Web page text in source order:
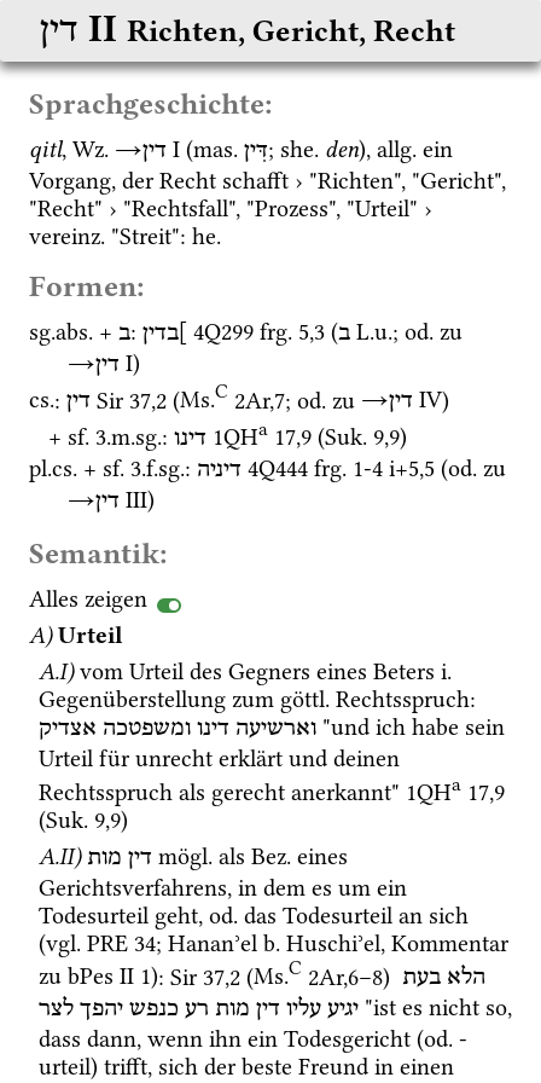
דין ‎ II Richten, Gericht, Recht
Sprachgeschichte:
qitl, Wz. →דין ‎ I (mas. דִּין; she. den), allg. ein
Vorgang, der Recht schafft › "Richten", "Gericht",
vereinz. "Streit": he.
Formen:
sg.abs. + ב: ]בדין 4Q299 frg. 5,3 (ב L.u.; od.
→דין ‎ I)
cs.: דין Sir 37,2 (Ms.C 2Ar,7; od. zu →דין ‎ IV)
+ sf. 3.m.sg.: דינו 1QHa 17,9 (Suk. 9,9)
pl.cs. + sf. 3.f.sg.: דיניה 4Q444 frg. 1-4 i+5,5 (od.
→דין ‎ III)
Semantik:
Alles zeigen
A)Urteil
A.I)vom Urteil des Gegners eines Beters i.
Gegenüberstellung zum göttl. Rechtsspruch
וארשיעה דינו ומשפטכה אצדיק
"und ich habe sein
Urteil für unrecht erklärt und deinen
Rechtsspruch als gerecht anerkannt" 1QHa 17,9
(Suk. 9,9)
A.II)
דין מות mögl. als Bez. eines
Gerichtsverfahrens, in dem es um ein
Todesurteil geht, od. das Todesurteil an sich
(vgl. PRE 34; Hananʾel b. Huschiʾel, Kommentar
zu bPes II 1): Sir 37,2 (Ms.C 2Ar,6–8) הלא בעת
יגיע עליו דין מות רע כנפש יהפך לצר
"ist es nicht so,
dass dann, wenn ihn ein Todesgericht (od. -
urteil) trifft, sich der beste Freund in einen